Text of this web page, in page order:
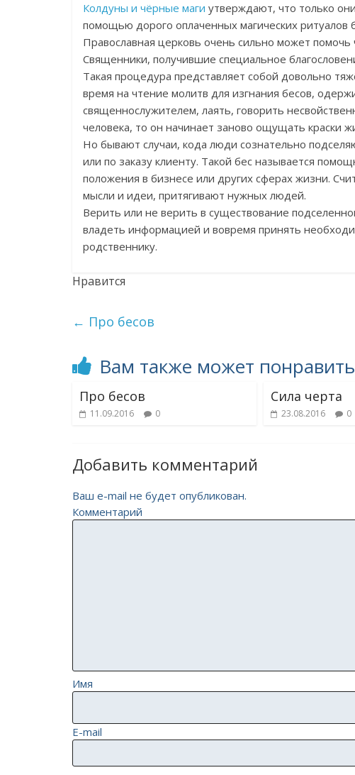
Колдуны и чёрные маги утверждают, что только
помощью дорого оплаченных магических ритуалов
Православная церковь очень сильно может помочь
Священники, получившие специальное
Такая процедура представляет собой довольно
время на чтение молитв для изгнания бесов,
священнослужителем, лаять, говорить
человека, то он начинает заново ощущать краски
Но бывают случаи, кода люди сознательно
или по заказу клиенту. Такой бес называется
положения в бизнесе или других сферах жизни.
мысли и идеи, притягивают нужных людей.
Верить или не верить в существование
владеть информацией и вовремя принять
родственнику.
Нравится
← Про бесов
Вам также может
Про бесов
11.09.2016 0
Сила черта
23.08.2016 0
Добавить комментарий
Ваш e-mail не будет опубликован.
Комментарий
Имя
E-mail